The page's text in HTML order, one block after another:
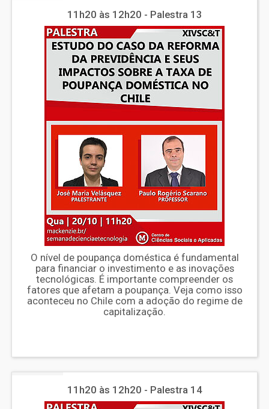
11h20 às 12h20 - Palestra 13
O nível de poupança doméstica é fundamental
para financiar o investimento e as inovações
tecnológicas. É importante compreender os
fatores que afetam a poupança. Veja como isso
aconteceu no Chile com a adoção do regime de
capitalização.
11h20 às 12h20 - Palestra 14